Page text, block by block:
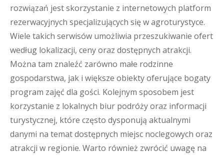
rozwiązań jest skorzystanie z internetowych platform
rezerwacyjnych specjalizujących się w agroturystyce.
Wiele takich serwisów umożliwia przeszukiwanie ofert
według lokalizacji, ceny oraz dostępnych atrakcji.
Można tam znaleźć zarówno małe rodzinne
gospodarstwa, jak i większe obiekty oferujące bogaty
program zajęć dla gości. Kolejnym sposobem jest
korzystanie z lokalnych biur podróży oraz informacji
turystycznej, które często dysponują aktualnymi
danymi na temat dostępnych miejsc noclegowych oraz
atrakcji w regionie. Warto również zwrócić uwagę na